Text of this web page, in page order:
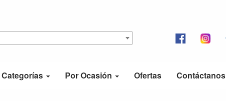
Categorías Por Ocasión Ofertas Contáctanos